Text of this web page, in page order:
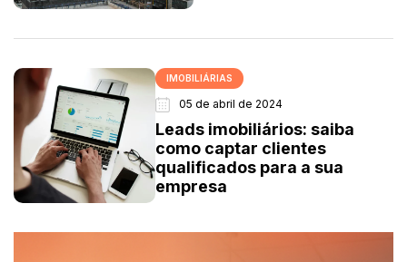
IMOBILIÁRIAS
05 de abril de 2024
Leads imobiliários: saiba
como captar clientes
qualificados para a sua
empresa